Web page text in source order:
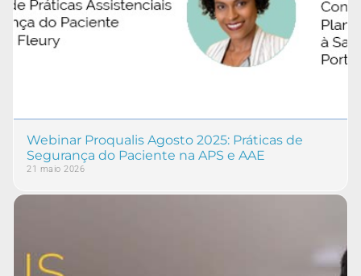
Webinar Proqualis Agosto 2025: Práticas de
Segurança do Paciente na APS e AAE
21 maio 2026